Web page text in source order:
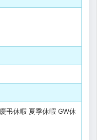
慶弔休暇 夏季休暇 GW休